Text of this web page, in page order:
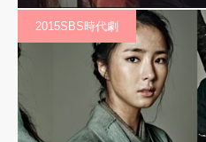
2015SBS時代劇